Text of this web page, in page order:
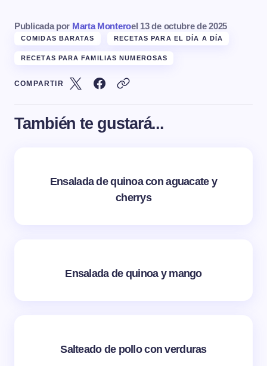
Publicada por Marta Monteroel 13 de octubre de 2025
COMIDAS BARATAS RECETAS PARA EL DÍA A DÍA
RECETAS PARA FAMILIAS NUMEROSAS
COMPARTIR
También te gustará...
Ensalada de quinoa con aguacate y
cherrys
Ensalada de quinoa y mango
Salteado de pollo con verduras